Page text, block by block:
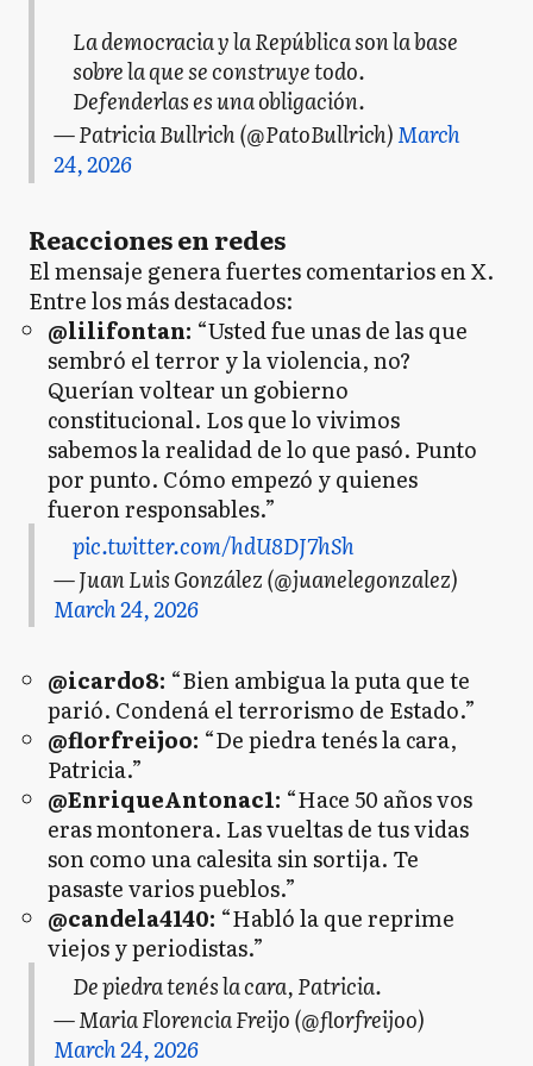
La democracia y la República son la base
sobre la que se construye todo.
Defenderlas es una obligación.
— Patricia Bullrich (@PatoBullrich)March
24, 2026
Reacciones en redes
El mensaje genera fuertes comentarios en X.
Entre los más destacados:
@lilifontan: “Usted fue unas de las que
sembró el terror y la violencia, no?
Querían voltear un gobierno
constitucional. Los que lo vivimos
sabemos la realidad de lo que pasó. Punto
por punto. Cómo empezó y quienes
fueron responsables.”
pic.twitter.com/hdU8DJ7hSh
— Juan Luis González (@juanelegonzalez)
March 24, 2026
@icardo8: “Bien ambigua la puta que te
parió. Condená el terrorismo de Estado.”
@florfreijoo: “De piedra tenés la cara,
Patricia.”
@EnriqueAntonac1: “Hace 50 años vos
eras montonera. Las vueltas de tus vidas
son como una calesita sin sortija. Te
pasaste varios pueblos.”
@candela4140: “Habló la que reprime
viejos y periodistas.”
De piedra tenés la cara, Patricia.
— Maria Florencia Freijo (@florfreijoo)
March 24, 2026